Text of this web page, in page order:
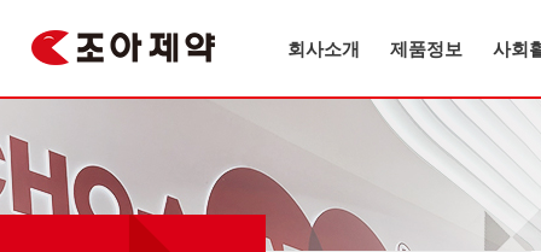
회사소개 제품정보 사회